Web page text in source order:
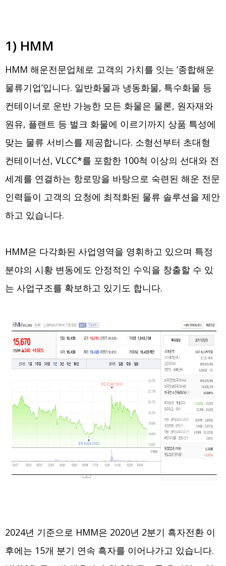
1) HMM
HMM 해운전문업체로 고객의 가치를 잇는 ‘종합해운
물류기업’입니다. 일반화물과 냉동화물, 특수화물 등
컨테이너로 운반 가능한 모든 화물은 물론, 원자재와
원유, 플랜트 등 벌크 화물에 이르기까지 상품 특성에
맞는 물류 서비스를 제공합니다. 소형선부터 초대형
컨테이너선, VLCC*를 포함한 100척 이상의 선대와 전
세계를 연결하는 항로망을 바탕으로 숙련된 해운 전문
인력들이 고객의 요청에 최적화된 물류 솔루션을 제안
하고 있습니다.
HMM은 다각화된 사업영역을 영휘하고 있으며 특정
분야의 시황 변동에도 안정적인 수익을 창출할 수 있
는 사업구조를 확보하고 있기도 합니다.
2024년 기준으로 HMM은 2020년 2분기 흑자전환 이
후에는 15개 분기 연속 흑자를 이어나가고 있습니다.